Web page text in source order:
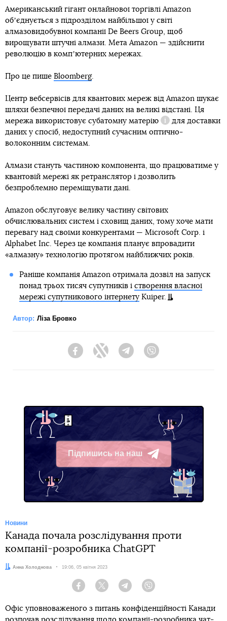
Американський гігант онлайнової торгівлі Amazon
обʼєднується з підрозділом найбільшої у світі
алмазовидобувної компанії De Beers Group, щоб
вирощувати штучні алмази. Мета Amazon — здійснити
революцію в компʼютерних мережах.
Про це пише Bloomberg.
Центр вебсервісів для квантових мереж від Amazon шукає
шляхи безпечної передачі даних на великі відстані. Ця
мережа використовує субатомну матерію
Довідка
для доставки
даних у спосіб, недоступний сучасним оптично-
волоконним системам.
Алмази стануть частиною компонента, що працюватиме у
квантовій мережі як ретранслятор і дозволить
безпроблемно переміщувати дані.
Amazon обслуговує велику частину світових
обчислювальних систем і сховищ даних, тому хоче мати
перевагу над своїми конкурентами — Microsoft Corp. і
Alphabet Inc. Через це компанія планує впровадити
«алмазну» технологію протягом найближчих років.
Раніше компанія Amazon отримала дозвіл на запуск
понад трьох тисяч супутників і створення власної
мережі супутникового інтернетуKuiper.
Автор: Ліза Бровко
FacebookTwitter Telegram
Підпишись на наш
Telegram
Новини
Канада почала розслідування проти
компанії-розробника ChatGPT
Автор:
Анна Холоднова Дата:
19:06, 05 квітня 2023
Facebook Twitter Telegram
Офіс уповноваженого з питань конфіденційності Канади